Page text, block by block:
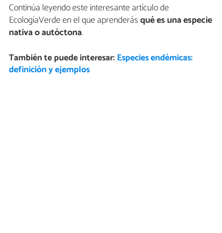
Continúa leyendo este interesante artículo de
EcologíaVerde en el que aprenderásqué es una especie
nativa o autóctona.
También te puede interesar: Especies endémicas:
definición y ejemplos